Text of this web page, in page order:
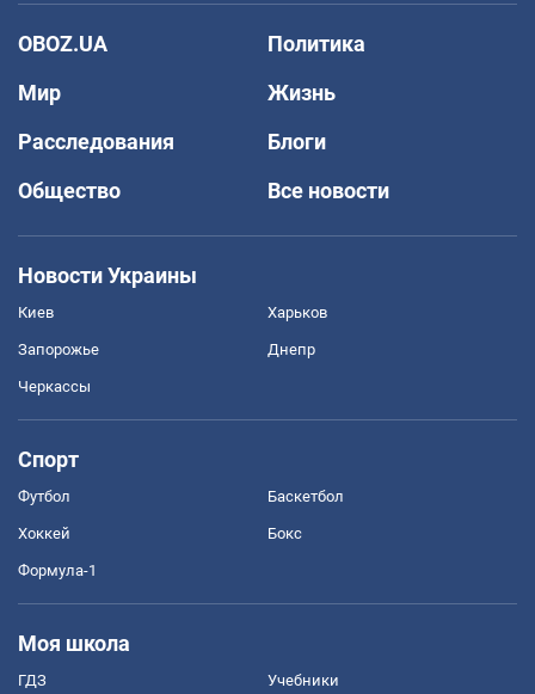
OBOZ.UA
Политика
Мир
Жизнь
Расследования
Блоги
Общество
Все новости
Новости Украины
Киев Харьков
Запорожье Днепр
Черкассы
Спорт
Футбол Баскетбол
Хоккей Бокс
Формула-1
Моя школа
ГДЗ Учебники